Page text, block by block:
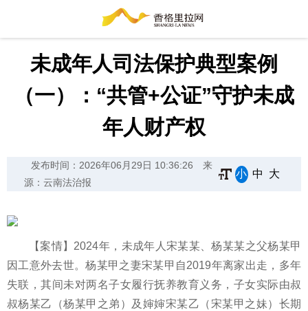
未成年人司法保护典型案例
（一）：“共管+公证”守护未成
年人财产权
发布时间：2026年06月29日 10:36:26
来
源：云南法治报
小 中 大
【案情】2024年，未成年人宋某某、杨某某之父杨某甲
因工意外去世。杨某甲之妻宋某甲自2019年离家出走，多年
失联，其间未对两名子女履行抚养教育义务，子女实际由叔
叔杨某乙（杨某甲之弟）及婶婶宋某乙（宋某甲之妹）长期